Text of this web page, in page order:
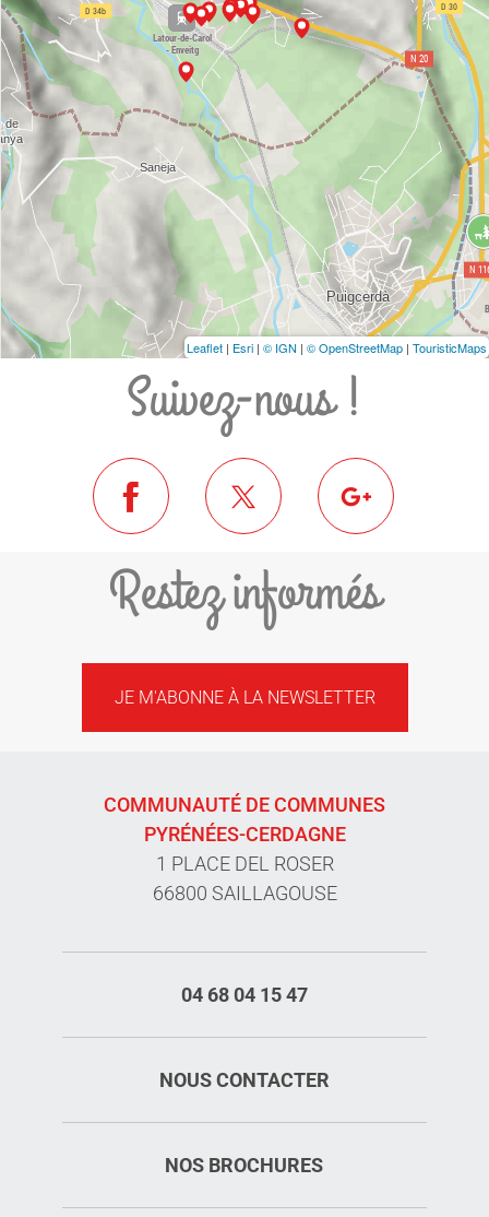
Leaflet | Esri | © IGN | © OpenStreetMap | TouristicMaps
Suivez-nous !
Restez informés
JE M'ABONNE À LA NEWSLETTER
COMMUNAUTÉ DE COMMUNES
PYRÉNÉES-CERDAGNE
1 PLACE DEL ROSER
66800 SAILLAGOUSE
04 68 04 15 47
NOUS CONTACTER
NOS BROCHURES